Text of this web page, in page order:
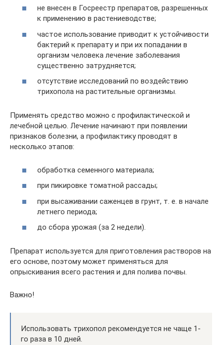
не внесен в Госреестр препаратов, разрешенных
к применению в растениеводстве;
частое использование приводит к устойчивости
бактерий к препарату и при их попадании в
организм человека лечение заболевания
существенно затрудняется;
отсутствие исследований по воздействию
трихопола на растительные организмы.
Применять средство можно с профилактической и
лечебной целью. Лечение начинают при появлении
признаков болезни, а профилактику проводят в
несколько этапов:
обработка семенного материала;
при пикировке томатной рассады;
при высаживании саженцев в грунт, т. е. в начале
летнего периода;
до сбора урожая (за 2 недели).
Препарат используется для приготовления растворов на
его основе, поэтому может применяться для
опрыскивания всего растения и для полива почвы.
Важно!
Использовать трихопол рекомендуется не чаще 1-
го раза в 10 дней.